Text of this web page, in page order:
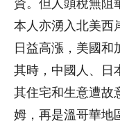
資。但人頭稅無阻
本人亦湧入北美西
日益高漲，美國和
其時，中國人、日
其住宅和生意遭故
姆，再是溫哥華地